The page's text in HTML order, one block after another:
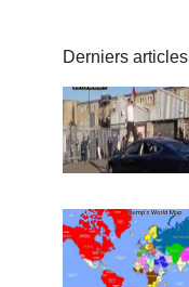
Derniers articles